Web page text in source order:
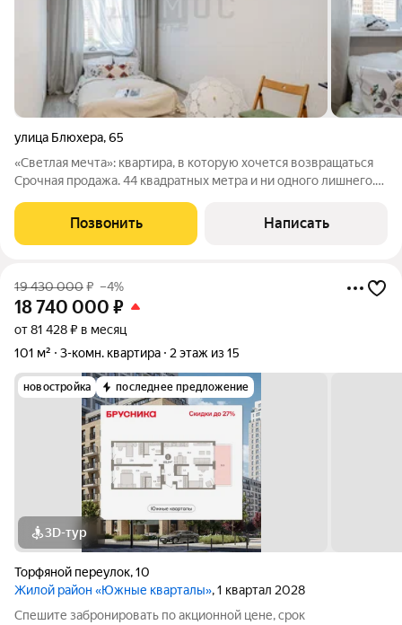
улица Блюхера,65
«Светлая мечта»: квартира, в которую хочется возвращаться
Срочная продажа. 44 квадратных метра и ни одного лишнего.
кухня радует видом на вечерний город, а раздельные комнаты
дарят каждому
Позвонить Написать
19 430 000₽ –4%
18 740 000 ₽
от 81 428 ₽ в месяц
101 м²
3-комн. квартира 2 этаж из 15
новостройка последнее предложение
3D-тур
Торфяной переулок,10
Жилой район «Южные кварталы», 1 квартал 2028
Спешите забронировать по акционной цене, срок